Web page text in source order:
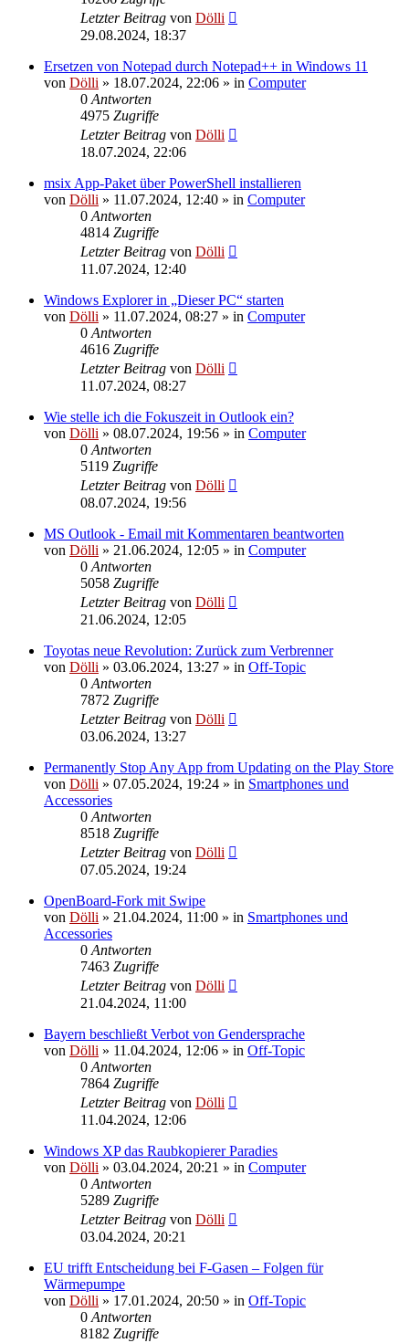
Letzter Beitrag von Dölli
29.08.2024, 18:37
Ersetzen von Notepad durch Notepad++ in Windows 11
von Dölli » 18.07.2024, 22:06 » in Computer
0 Antworten
4975 Zugriffe
Letzter Beitrag von Dölli
18.07.2024, 22:06
msix App-Paket über PowerShell installieren
von Dölli » 11.07.2024, 12:40 » in Computer
0 Antworten
4814 Zugriffe
Letzter Beitrag von Dölli
11.07.2024, 12:40
Windows Explorer in „Dieser PC“ starten
von Dölli » 11.07.2024, 08:27 » in Computer
0 Antworten
4616 Zugriffe
Letzter Beitrag von Dölli
11.07.2024, 08:27
Wie stelle ich die Fokuszeit in Outlook ein?
von Dölli » 08.07.2024, 19:56 » in Computer
0 Antworten
5119 Zugriffe
Letzter Beitrag von Dölli
08.07.2024, 19:56
MS Outlook - Email mit Kommentaren beantworten
von Dölli » 21.06.2024, 12:05 » in Computer
0 Antworten
5058 Zugriffe
Letzter Beitrag von Dölli
21.06.2024, 12:05
Toyotas neue Revolution: Zurück zum Verbrenner
von Dölli » 03.06.2024, 13:27 » in Off-Topic
0 Antworten
7872 Zugriffe
Letzter Beitrag von Dölli
03.06.2024, 13:27
Permanently Stop Any App from Updating on the Play Store
von Dölli » 07.05.2024, 19:24 » in Smartphones und
Accessories
0 Antworten
8518 Zugriffe
Letzter Beitrag von Dölli
07.05.2024, 19:24
OpenBoard-Fork mit Swipe
von Dölli » 21.04.2024, 11:00 » in Smartphones und
Accessories
0 Antworten
7463 Zugriffe
Letzter Beitrag von Dölli
21.04.2024, 11:00
Bayern beschließt Verbot von Gendersprache
von Dölli » 11.04.2024, 12:06 » in Off-Topic
0 Antworten
7864 Zugriffe
Letzter Beitrag von Dölli
11.04.2024, 12:06
Windows XP das Raubkopierer Paradies
von Dölli » 03.04.2024, 20:21 » in Computer
0 Antworten
5289 Zugriffe
Letzter Beitrag von Dölli
03.04.2024, 20:21
EU trifft Entscheidung bei F-Gasen – Folgen für
Wärmepumpe
von Dölli » 17.01.2024, 20:50 » in Off-Topic
0 Antworten
8182 Zugriffe